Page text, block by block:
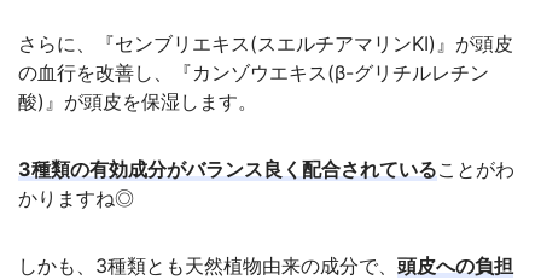
さらに、『センブリエキス(スエルチアマリンKI)』が頭皮
の血行を改善し、『カンゾウエキス(β-グリチルレチン
酸)』が頭皮を保湿します。
3種類の有効成分がバランス良く配合されていることがわ
かりますね◎
しかも、3種類とも天然植物由来の成分で、 頭皮への負担